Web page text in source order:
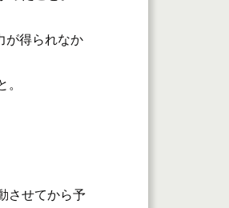
が得られなか
。
させてから予